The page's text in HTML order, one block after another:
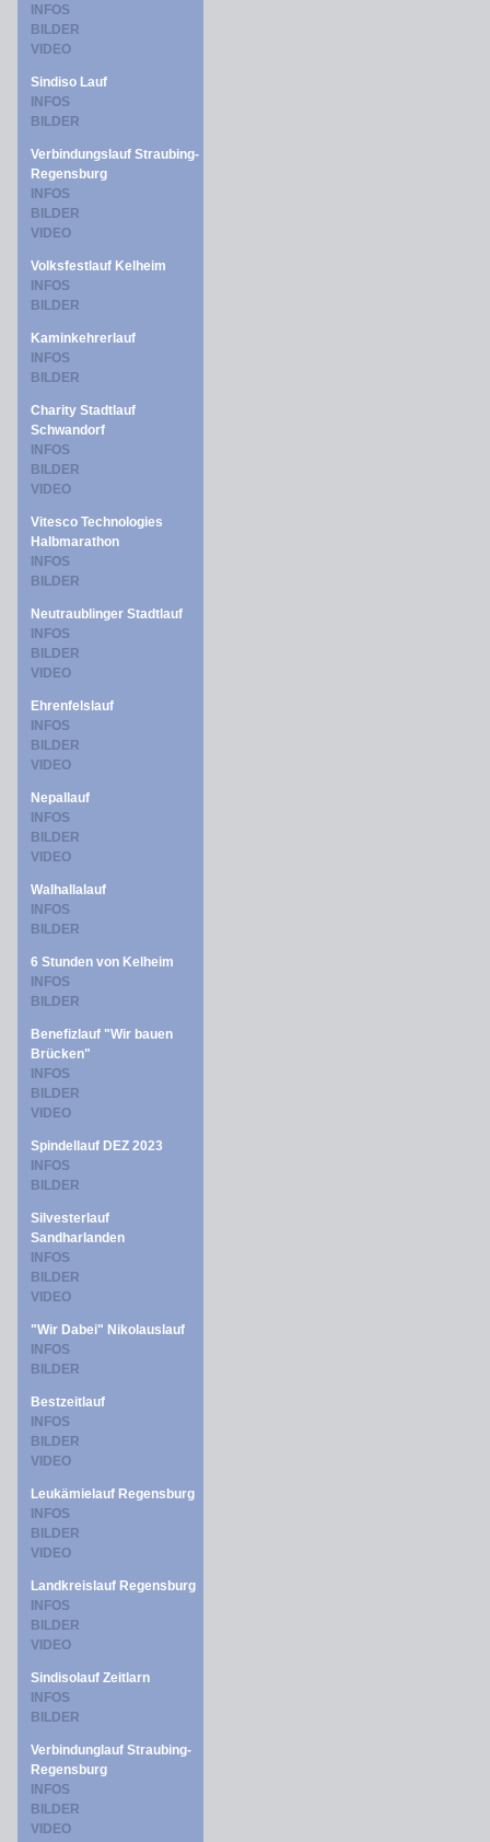
INFOS
BILDER
VIDEO
Sindiso Lauf
INFOS
BILDER
Verbindungslauf Straubing-
Regensburg
INFOS
BILDER
VIDEO
Volksfestlauf Kelheim
INFOS
BILDER
Kaminkehrerlauf
INFOS
BILDER
Charity Stadtlauf
Schwandorf
INFOS
BILDER
VIDEO
Vitesco Technologies
Halbmarathon
INFOS
BILDER
Neutraublinger Stadtlauf
INFOS
BILDER
VIDEO
Ehrenfelslauf
INFOS
BILDER
VIDEO
Nepallauf
INFOS
BILDER
VIDEO
Walhallalauf
INFOS
BILDER
6 Stunden von Kelheim
INFOS
BILDER
Benefizlauf "Wir bauen
Brücken"
INFOS
BILDER
VIDEO
Spindellauf DEZ 2023
INFOS
BILDER
Silvesterlauf
Sandharlanden
INFOS
BILDER
VIDEO
"Wir Dabei" Nikolauslauf
INFOS
BILDER
Bestzeitlauf
INFOS
BILDER
VIDEO
Leukämielauf Regensburg
INFOS
BILDER
VIDEO
Landkreislauf Regensburg
INFOS
BILDER
VIDEO
Sindisolauf Zeitlarn
INFOS
BILDER
Verbindunglauf Straubing-
Regensburg
INFOS
BILDER
VIDEO